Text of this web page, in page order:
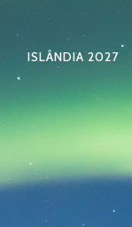
ISLÂNDIA 2027